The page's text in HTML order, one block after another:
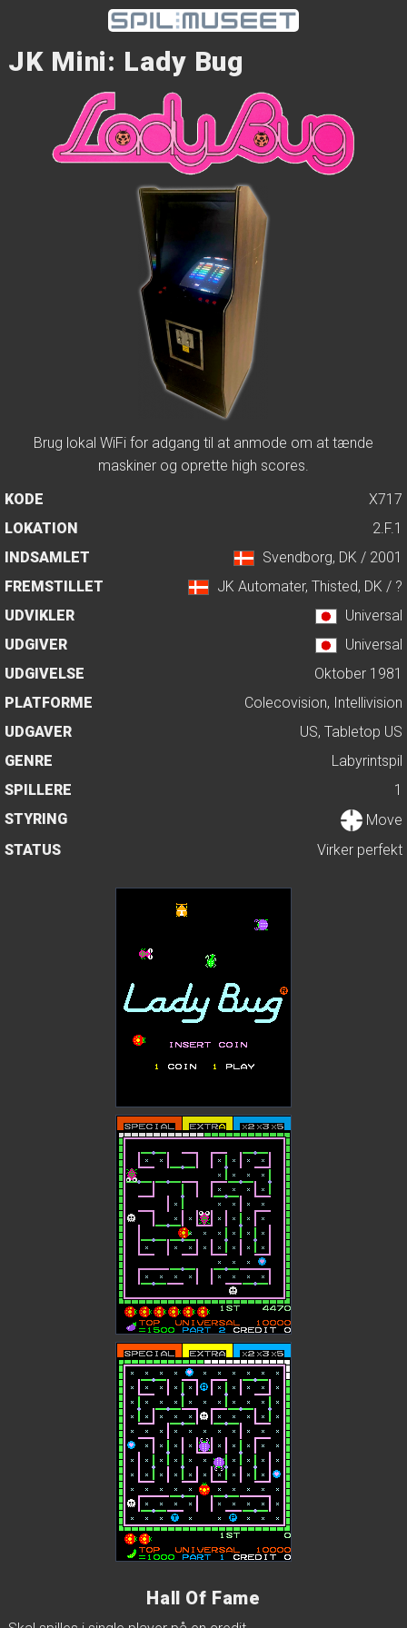
JK Mini: Lady Bug
Brug lokal WiFi for adgang til at anmode om at tænde
maskiner og oprette high scores.
KODE
X717
LOKATION
2.F.1
INDSAMLET
Svendborg, DK / 2001
FREMSTILLET
JK Automater, Thisted, DK / ?
UDVIKLER
Universal
UDGIVER
Universal
UDGIVELSE
Oktober 1981
PLATFORME
Colecovision, Intellivision
UDGAVER
US, Tabletop US
GENRE
Labyrintspil
SPILLERE
1
STYRING
Move
STATUS
Virker perfekt
Hall Of Fame